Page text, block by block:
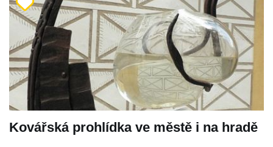
Kovářská prohlídka ve městě i na hradě